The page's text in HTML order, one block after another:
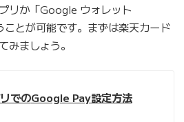
リか「Google ウォレット
ことが可能です。まずは楽天カード
みましょう。
でのGoogle Pay設定方法